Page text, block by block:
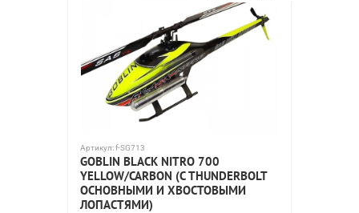
Артикул:f-SG713
GOBLIN BLACK NITRO 700
YELLOW/CARBON (С THUNDERBOLT
ОСНОВНЫМИ И ХВОСТОВЫМИ
ЛОПАСТЯМИ)